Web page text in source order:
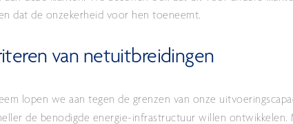
dat de onzekerheid voor hen toeneemt.
van netuitbreidingen
lopen we aan tegen de grenzen van onze
de benodigde energie-infrastructuur willen ontwikkelen.